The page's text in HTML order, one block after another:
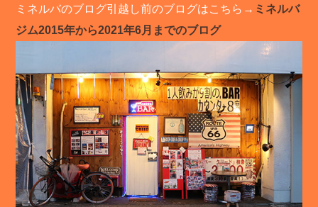
ミネルバのブログ引越し前のブログはこちら→ ミネルバ
ジム2015年から2021年6月までのブログ